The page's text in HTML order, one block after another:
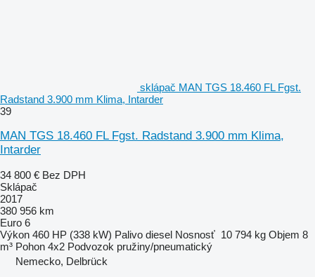
sklápač MAN TGS 18.460 FL Fgst.
Radstand 3.900 mm Klima, Intarder
39
MAN TGS 18.460 FL Fgst. Radstand 3.900 mm Klima,
Intarder
34 800 € Bez DPH
Sklápač
2017
380 956 km
Euro 6
Výkon 460 HP (338 kW) Palivo diesel Nosnosť 10 794 kg Objem 8
m³ Pohon 4x2 Podvozok pružiny/pneumatický
Nemecko, Delbrück